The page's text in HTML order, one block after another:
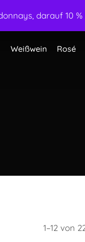
darauf 10
Weißwein Rosé
1–12 von